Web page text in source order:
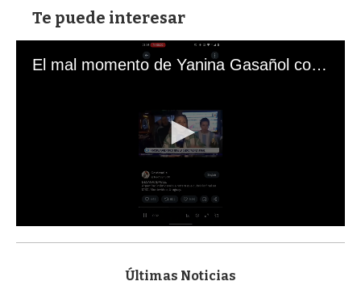
Te puede interesar
El mal momento de Yanina Gasañol con un hincha argentino en "Subrayado"
s
Últimas Noticias